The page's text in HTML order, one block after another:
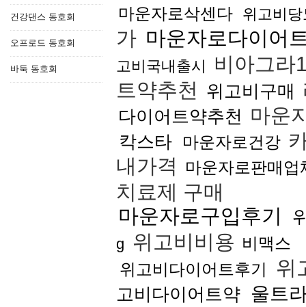
건강댄스 동호회
오프로드 동호회
바둑 동호회
마운자로삭센다 위고비당
가 마운자로다이어
고비국내출시
비아그라
트약추천 위고비구매
다이어트약추천 마운
칵스타 마운자로건강
내가격
마운자로판매업
치료제 구매
마운자로구입후기
g 위고비비용 비맥스
위고비다이어트후기
위
고비다이어트약 울트